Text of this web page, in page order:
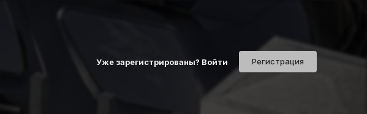
Уже зарегистрированы? Войти Регистрация